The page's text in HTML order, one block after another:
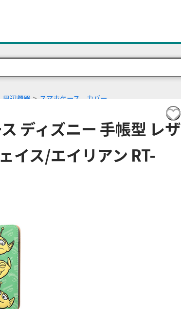
周辺機器 スマホケース、カバー
ディズニー 手帳型 レザ
イス/エイリアン RT-